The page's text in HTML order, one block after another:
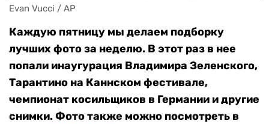
Evan Vucci / AP
Каждую пятницу мы делаем подборку
лучших фото за неделю. В этот раз в нее
попали инаугурация Владимира Зеленского,
Тарантино на Каннском фестивале,
чемпионат косильщиков в Германии и другие
снимки. Фото также можно посмотреть в